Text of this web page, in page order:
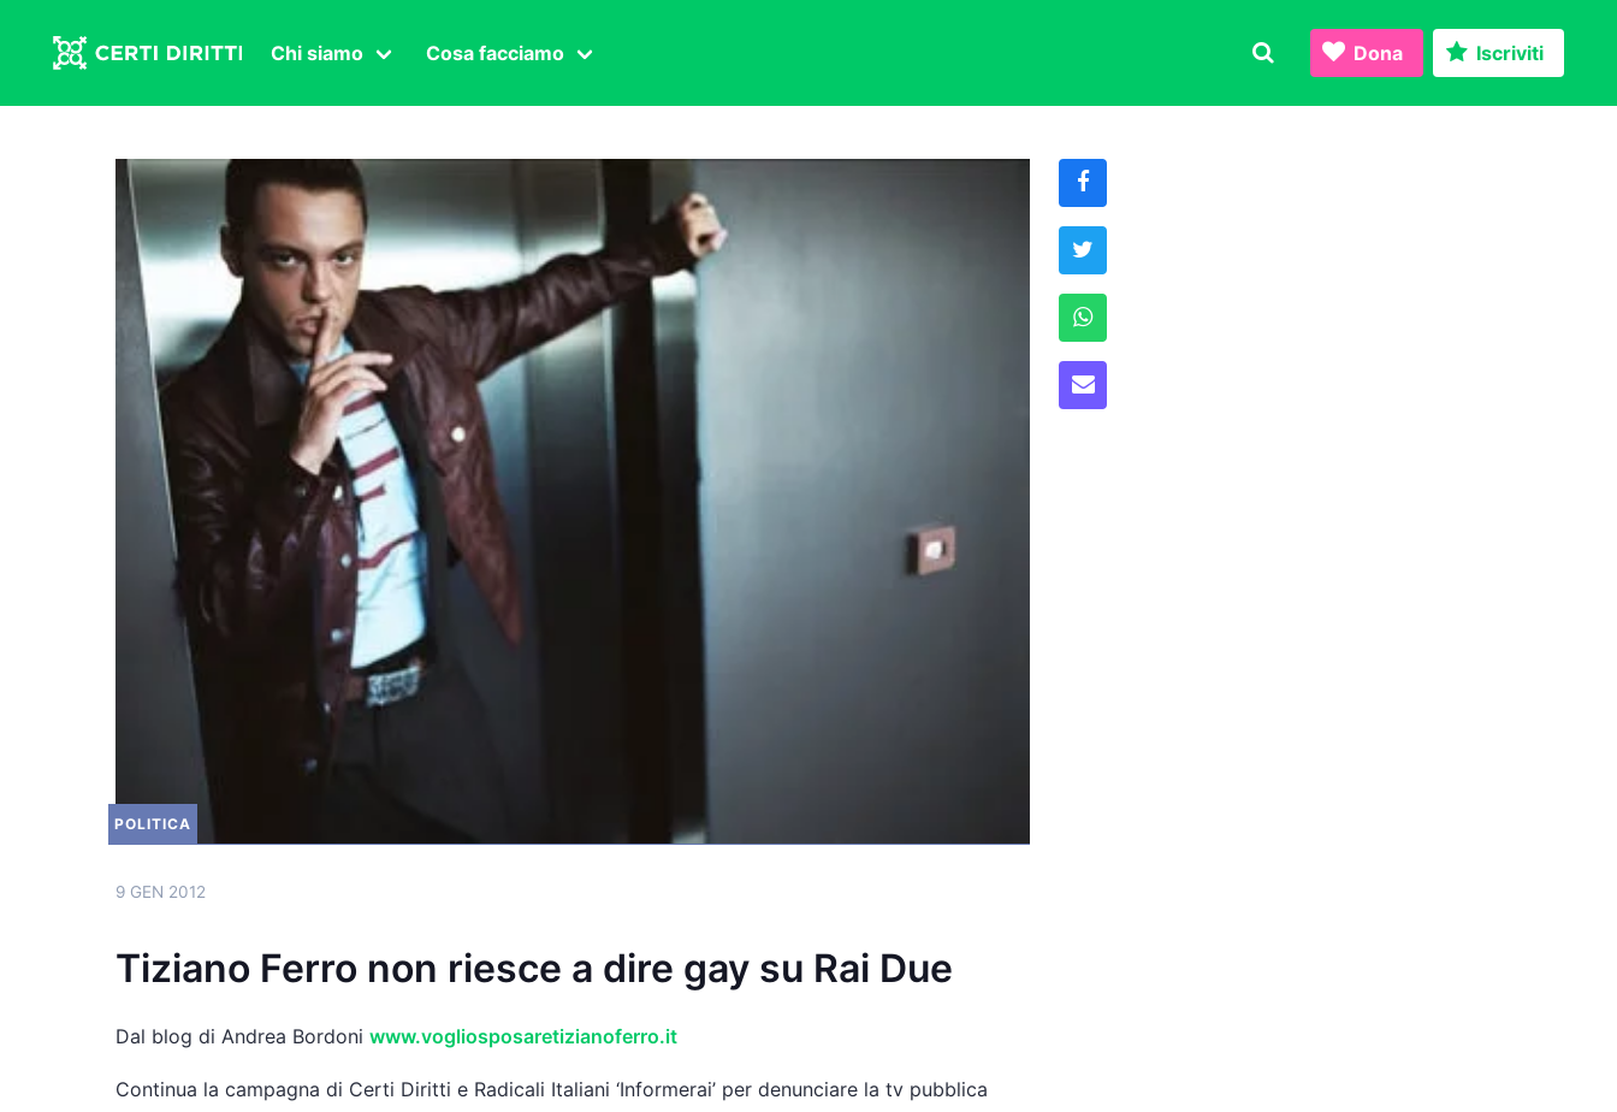
Chi siamo
Organi in carica
Congressi
Cosa facciamo
Diritto di famiglia
Lavoro sessuale
Salute sessuale
Transnazionale
Politica
Fuor di Pagina
Dona Iscriviti
POLITICA
9 GEN 2012
Tiziano Ferro non riesce a dire gay su Rai Due
Dal blog di Andrea Bordoni www.vogliosposaretizianoferro.it
Continua la campagna di Certi Diritti e Radicali Italiani ‘Informerai’ per denunciare la tv pubblica